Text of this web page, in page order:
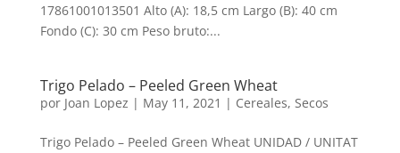
17861001013501 Alto (A): 18,5 cm Largo (B): 40 cm
Fondo (C): 30 cm Peso bruto:...
Trigo Pelado – Peeled Green Wheat
por Joan Lopez | May 11, 2021 | Cereales, Secos
Trigo Pelado – Peeled Green Wheat UNIDAD / UNITAT